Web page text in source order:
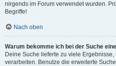
nirgends im Forum verwendet wurden.
Begriffe!
Nach oben
Warum bekomme ich bei der Suche
Deine Suche lieferte zu viele
verarbeiten. Benutze die erweiterte